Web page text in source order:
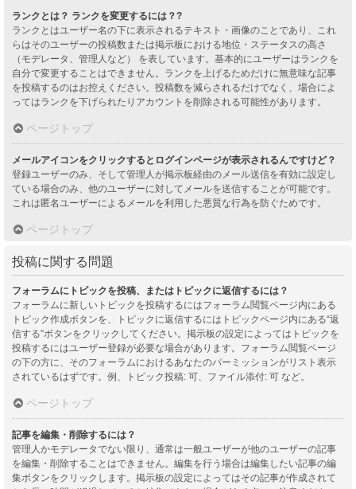
ランクとは？ ランクを変更するには？?
ランクとはユーザー名の下に表示されるテキスト・画像のことであり、これ
らはそのユーザーの投稿数または掲示板における地位・ステータスの高さ
（モデレータ、管理人など） を表しています。基本的にユーザーはランクを
自分で変更することはできません。ランクを上げるためだけに無意味な記事
を投稿するのはお控えください。投稿数を減らされるだけでなく、場合によ
ってはランクを下げられたりアカウントを削除される可能性があります。
ページトップ
メールアイコンをクリックするとログインページが表示されるんですけど？
登録ユーザーのみ、そして管理人が掲示板経由のメール送信を有効に設定し
ている場合のみ、他のユーザーに対してメールを送信することが可能です。
これは匿名ユーザーによるメールを利用した悪質な行為を防ぐためです。
ページトップ
投稿に関する問題
フォーラムにトピックを投稿、またはトピックに返信するには？
フォーラムに新しいトピックを投稿するにはフォーラム閲覧ページ内にある
トピック作成ボタンを、トピックに返信するにはトピックページ内にある“返
信する”ボタンをクリックしてください。掲示板の設定によってはトピックを
投稿するにはユーザー登録が必要な場合があります。フォーラム閲覧ページ
の下の方に、そのフォーラムにおけるあなたのパーミッションがリスト表示
されているはずです。例、トピック投稿: 可、ファイル添付: 可 など。
ページトップ
記事を編集・削除するには？
管理人かモデレータでない限り、通常は一般ユーザーが他のユーザーの記事
を編集・削除することはできません。編集を行う場合は編集したい記事の編
集ボタンをクリックします。掲示板の設定によってはその記事が作成されて